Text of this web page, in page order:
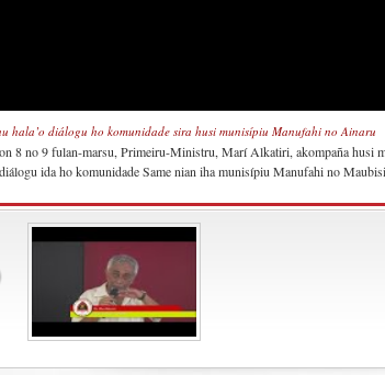
hala’o diálogu ho komunidade sira husi munisípiu Manufahi no Ainaru
8 no 9 fulan-marsu, Primeiru-Ministru, Marí Alkatiri, akompaña husi
diálogu ida ho komunidade Same nian iha munisípiu Manufahi no